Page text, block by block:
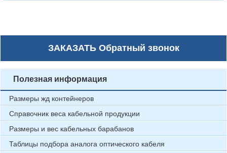
ЗАКАЗАТЬОбратный звонок
Полезная информация
Размеры жд контейнеров
Справочник веса кабельной продукции
Размеры и вес кабельных барабанов
Таблицы подбора аналога оптического кабеля